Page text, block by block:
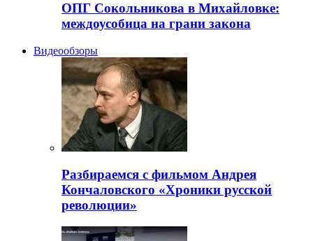
ОПГ Сокольникова в Михайловке:
междоусобица на грани закона
Видеообзоры
Разбираемся с фильмом Андрея
Кончаловского «Хроники русской
революции»